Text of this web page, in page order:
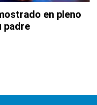
en pleno
padre